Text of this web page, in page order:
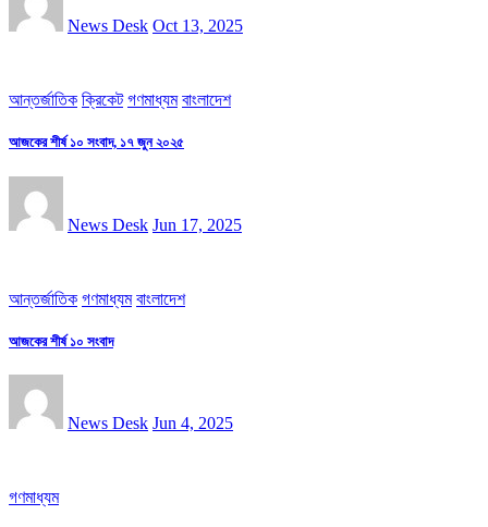
News Desk Oct 13, 2025
আন্তর্জাতিক ক্রিকেট গণমাধ্যম বাংলাদেশ
আজকের শীর্ষ ১০ সংবাদ, ১৭ জুন ২০২৫
News Desk Jun 17, 2025
আন্তর্জাতিক গণমাধ্যম বাংলাদেশ
আজকের শীর্ষ ১০ সংবাদ
News Desk Jun 4, 2025
গণমাধ্যম